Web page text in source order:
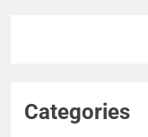
Categories